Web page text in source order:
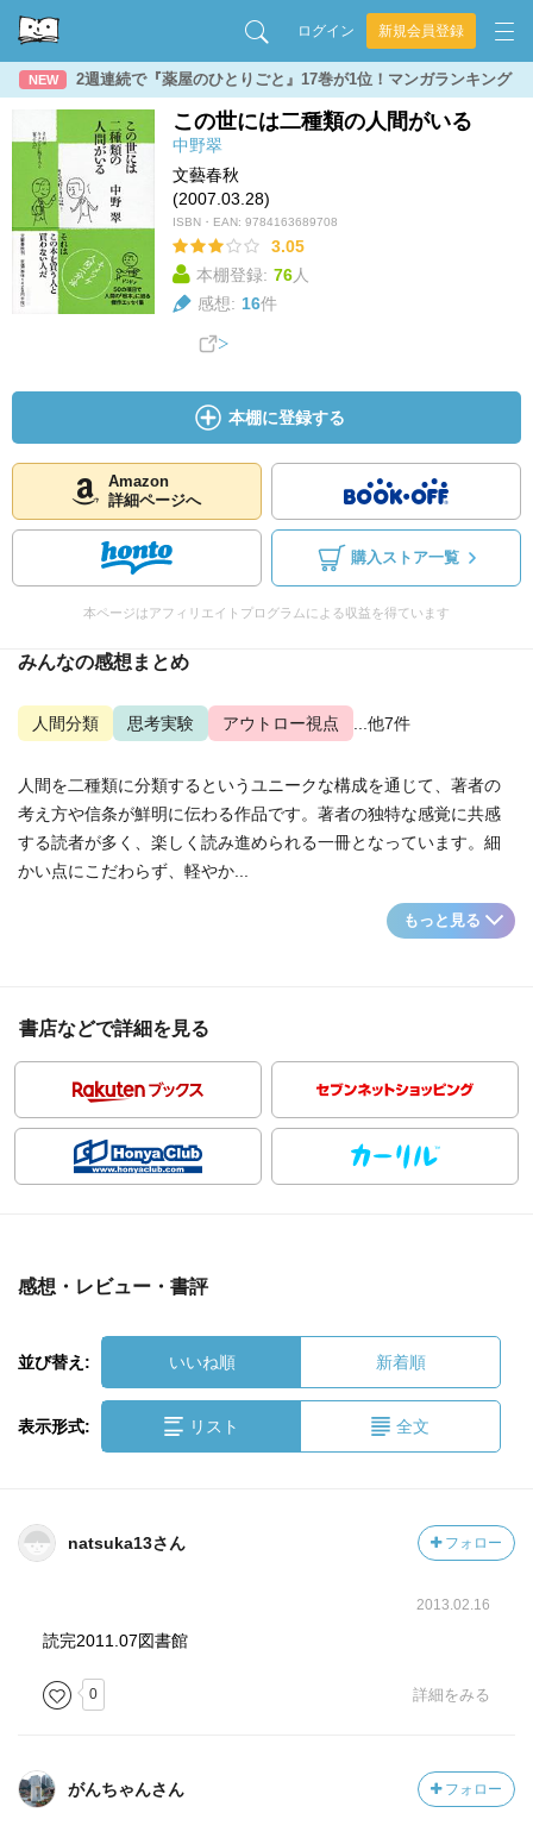
ログイン 新規会員登録
NEW 2週連続で『薬屋のひとりごと』17巻が1位！マンガランキング
この世には二種類の人間がいる
中野翠
文藝春秋
(2007.03.28)
ISBN・EAN: 9784163689708
3.05
本棚登録: 76人
感想: 16件
本棚に登録する
Amazon
詳細ページへ
購入ストア一覧
本ページはアフィリエイトプログラムによる収益を得ています
みんなの感想まとめ
人間分類 思考実験 アウトロー視点 ...他7件
人間を二種類に分類するというユニークな構成を通じて、著者の
考え方や信条が鮮明に伝わる作品です。著者の独特な感覚に共感
する読者が多く、楽しく読み進められる一冊となっています。細
かい点にこだわらず、軽やか...
もっと見る
書店などで詳細を見る
感想・レビュー・書評
並び替え: いいね順 新着順
表示形式: リスト 全文
natsuka13さん フォロー
2013.02.16
読完2011.07図書館
0 詳細をみる
がんちゃんさん フォロー